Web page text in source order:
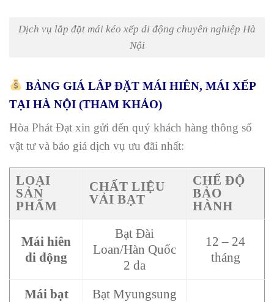
Dịch vụ lắp đặt mái kéo xếp di động chuyên nghiệp Hà
Nội
BẢNG GIÁ LẮP ĐẶT MÁI HIÊN, MÁI XẾP
TẠI HÀ NỘI (THAM KHẢO)
Hòa Phát Đạt xin gửi đến quý khách hàng thông số
vật tư và báo giá dịch vụ ưu đãi nhất:
LOẠI
SẢN
PHẨM
CHẤT LIỆU
VẢI BẠT
CHẾ ĐỘ
BẢO
HÀNH
Mái hiên
di động
Bạt Đài
Loan/Hàn Quốc
2 da
12 – 24
tháng
Mái bạt
Bạt Myungsung